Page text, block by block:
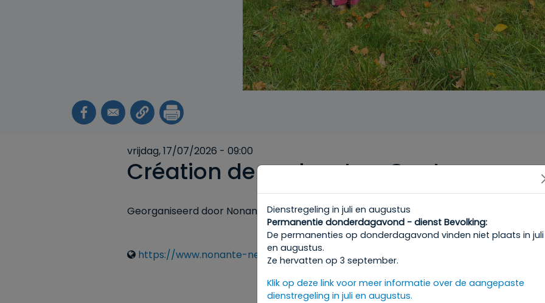
vrijdag, 17/07/2026 - 09:00
Création de podcasts - Contes
Georganiseerd door Nonante-neuf asbl
Lienshttps://www.nonante-neuf.org/inscription/
Dienstregeling in juli en augustus
Permanentie donderdagavond - dienst Bevolking:
De permanenties op donderdagavond vinden niet plaats in juli
en augustus.
Ze hervatten op 3 september.
Klik op deze link voor meer informatie over de aangepaste
dienstregeling in juli en augustus.